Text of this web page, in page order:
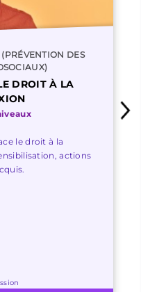
DES
DROIT À LA
le droit à la
actions